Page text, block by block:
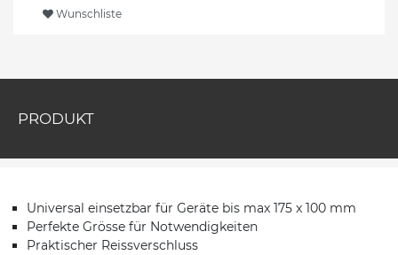
Wunschliste
PRODUKT
Universal einsetzbar für Geräte bis max 175 x 100 mm
Perfekte Grösse für Notwendigkeiten
Praktischer Reissverschluss